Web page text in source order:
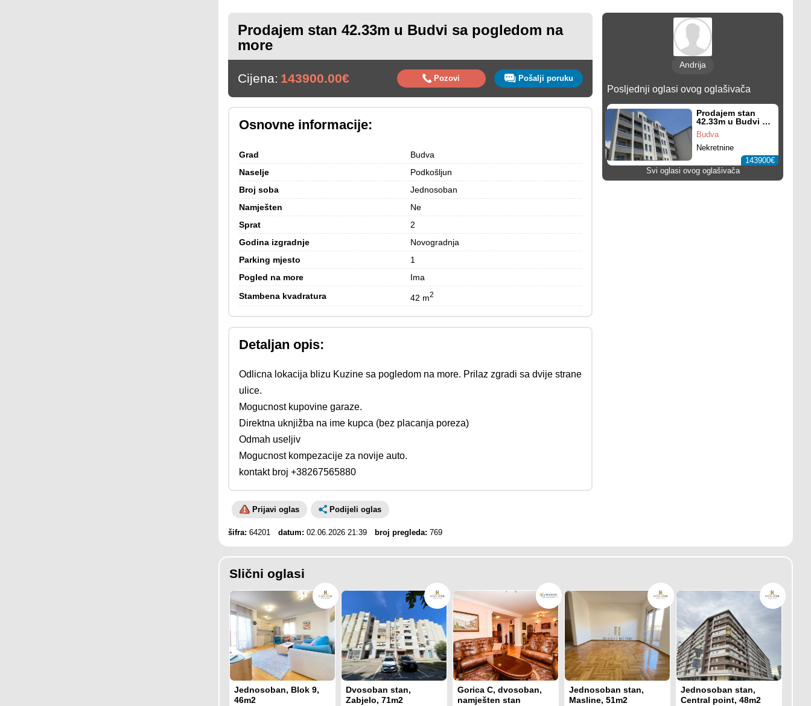
Prodajem stan 42.33m u Budvi sa pogledom na
more
Cijena: 143900.00€ Pozovi Pošalji poruku
Osnovne informacije:
Grad
Budva
Naselje
Podkošljun
Broj soba
Jednosoban
Namješten
Ne
Sprat
2
Godina izgradnje
Novogradnja
Parking mjesto
1
Pogled na more
Ima
Stambena kvadratura
42 m2
Detaljan opis:
Odlicna lokacija blizu Kuzine sa pogledom na more. Prilaz zgradi sa dvije strane
ulice.
Mogucnost kupovine garaze.
Direktna uknjižba na ime kupca (bez placanja poreza)
Odmah useljiv
Mogucnost kompezacije za novije auto.
kontakt broj +38267565880
Prijavi oglas Podijeli oglas
Andrija
Posljednji oglasi ovog oglašivača
Prodajem stan
42.33m u Budvi sa
pogledom na
more
Budva
Nekretnine
143900€
Svi oglasi ovog oglašivača
šifra: 64201 datum: 02.06.2026 21:39 broj pregleda: 769
Slični oglasi
Jednosoban, Blok 9,
46m2
Dvosoban stan,
Zabjelo, 71m2
Gorica C, dvosoban,
namješten stan
Jednosoban stan,
Masline, 51m2
Jednosoban stan,
Central point, 48m2